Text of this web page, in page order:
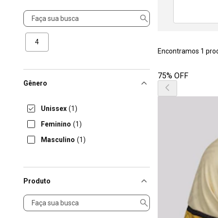
Tamanho
4
Gênero
Unissex (1)
Feminino (1)
Masculino (1)
Produto
Produto
Encontramos 1
75% OFF